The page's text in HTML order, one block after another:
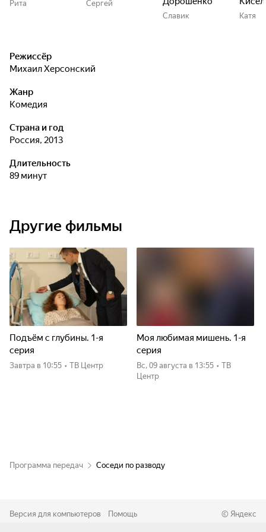
Рита Сергей
Славик Катя
Режиссёр
Михаил Херсонский
Жанр
комедия
Страна и год
Россия, 2013
Длительность
89 минут
Другие фильмы
Подъём с глубины. 1-я
серия
Завтра в 10:55 • ТВ Центр
Моя любимая мишень. 1-я
серия
вс, 09 августа в 13:55 • ТВ
Центр
Программа передач Соседи по разводу
Версия для компьютеров Помощь © Яндекс